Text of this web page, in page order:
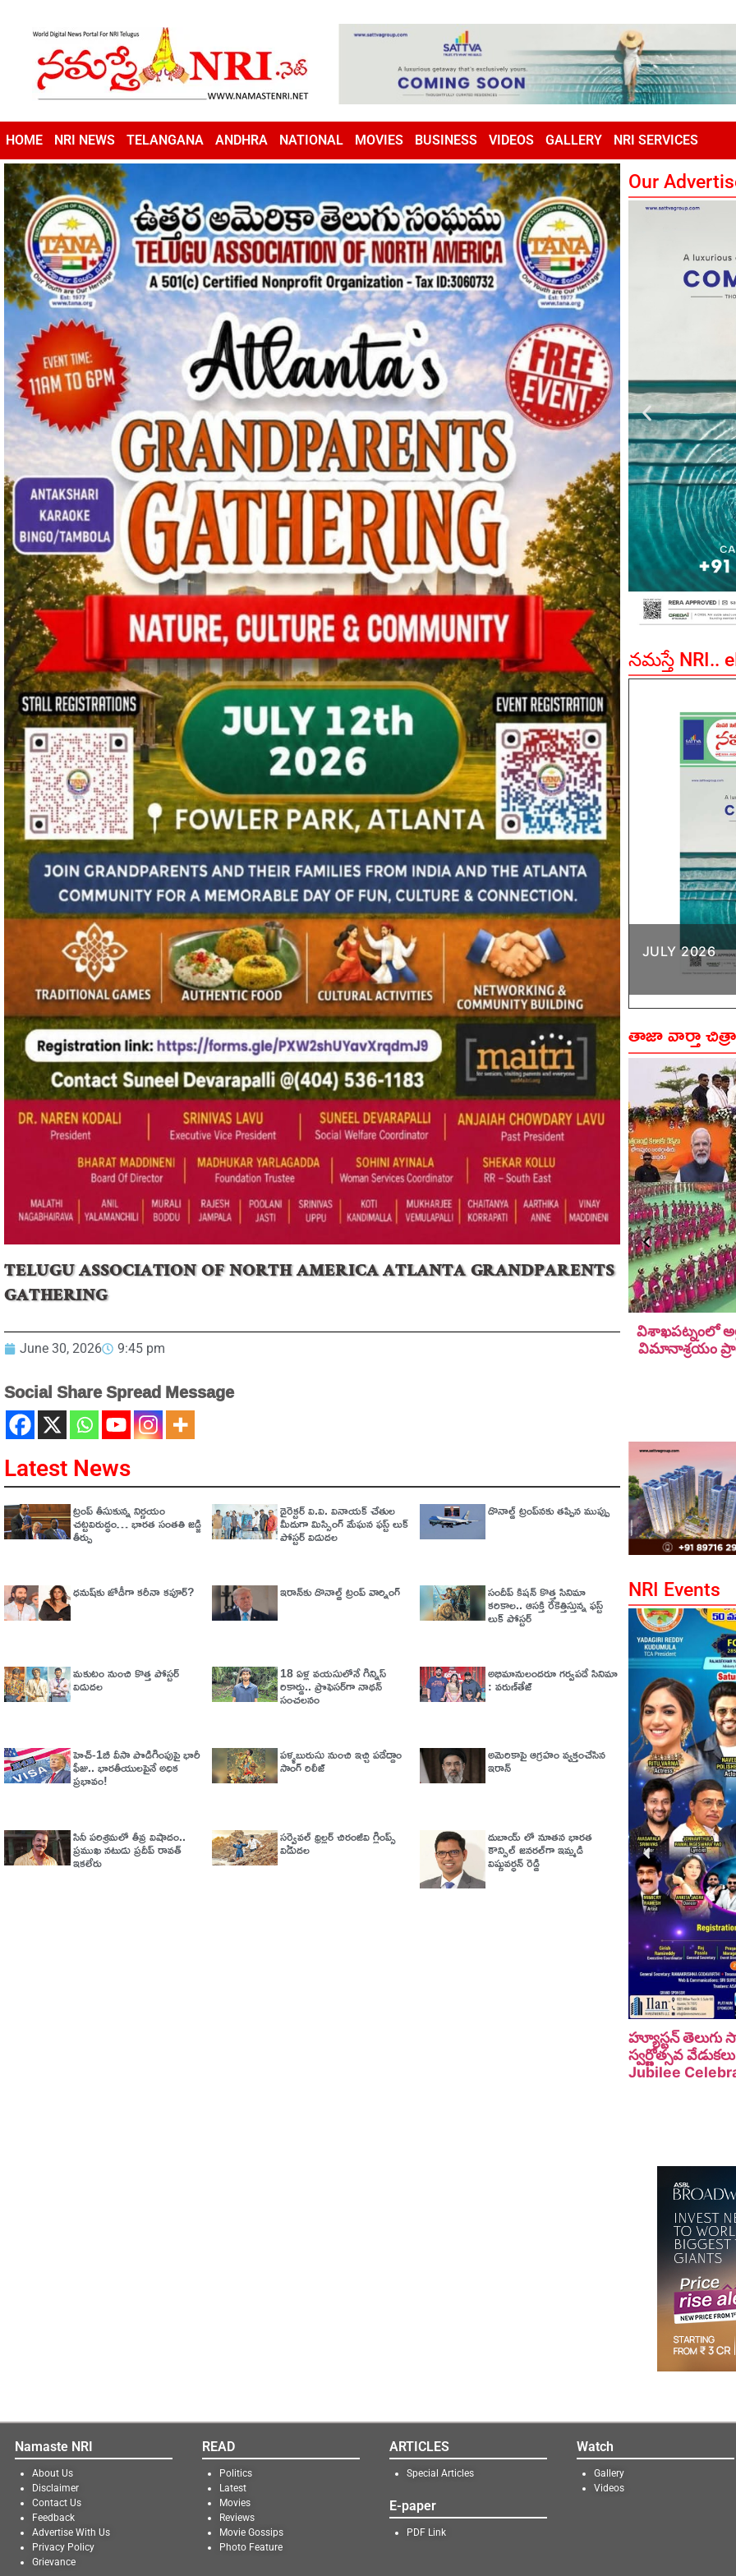
HOME NRI NEWS TELANGANA ANDHRA NATIONAL MOVIES BUSINESS VIDEOS GALLERY NRI SERVICES
TELUGU ASSOCIATION OF NORTH AMERICA ATLANTA GRANDPARENTS
GATHERING
June 30, 2026 9:45 pm
Social Share Spread Message
Latest News
ట్రంప్‌ తీసుకున్న నిర్ణయం
చట్టవిరుద్ధం… భారత సంతతి జడ్జి
తీర్పు
డైరెక్టర్ వి.వి. వినాయక్ చేతుల
మీదుగా మిస్సింగ్ మేఘన ఫస్ట్ లుక్
పోస్టర్ విడుదల
డొనాల్డ్ ట్రంప్‌నకు తప్పిన ముప్పు
ధనుష్‌కు జోడీగా కరీనా కపూర్? ఇరాన్‌కు డొనాల్డ్ ట్రంప్ వార్నింగ్‌ సందీప్ కిషన్ కొత్త సినిమా
కరికాల.. ఆసక్తి రేకెత్తిస్తున్న ఫస్ట్
లుక్ పోస్టర్
మకుటం నుంచి కొత్త పోస్టర్
విడుదల
18 ఏళ్ల వయసులోనే గిన్నిస్
రికార్డు.. ప్రొఫెసర్‌గా నాథన్
సంచలనం
అభిమానులందరూ గర్వపడే సినిమా
: వరుణ్‌తేజ్‌
హెచ్‌-1బీ వీసా పొడిగింపుపై భారీ
ఫీజు.. భారతీయులపైనే అధిక
ప్రభావం!
పళ్ళబురుసు నుంచి ఇచ్చి పడేద్దాం
సాంగ్ రిలీజ్
అమెరికాపై ఆగ్ర‌హం వ్య‌క్తంచేసిన
ఇరాన్
సినీ పరిశ్రమలో తీవ్ర విషాదం..
ప్రముఖ నటుడు ప్రదీప్ రావత్
ఇకలేరు
సర్వైవల్‌ థ్రిల్లర్‌ చిరంజీవి గ్లింప్స్‌
విడుదల
దుబాయ్ లో నూతన భారత
కౌన్సిల్ జనరల్‌గా ఇమ్మడి
విష్ణువర్ధన్ రెడ్డి
Our
నమస్తే NRI..
JULY 2026
తాజా వార్తా
విశాఖపట్నంలో
విమానాశ్ర‌యం
NRI Events
హ్యూస్టన్
స్వర్ణోత్సవ
Jubilee
Namaste NRI
About Us
Disclaimer
Contact Us
Feedback
Advertise With Us
Privacy Policy
Grievance
READ
Politics
Latest
Movies
Reviews
Movie Gossips
Photo Feature
ARTICLES
Special Articles
E-paper
PDF Link
Watch
Gallery
Videos